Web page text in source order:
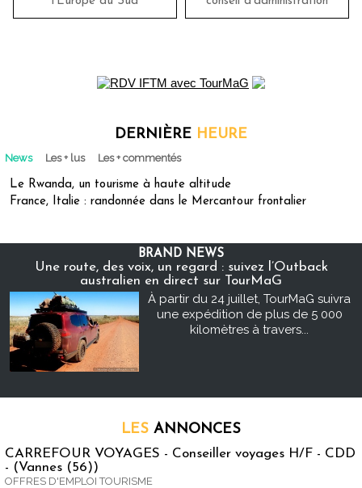
DERNIÈRE HEURE
News Les + lus Les + commentés
Le Rwanda, un tourisme à haute altitude
France, Italie : randonnée dans le Mercantour frontalier
BRAND NEWS
Une route, des voix, un regard : suivez l’Outback
australien en direct sur TourMaG
À partir du 24 juillet, TourMaG suivra
une expédition de plus de 5 000
kilomètres à travers...
LES ANNONCES
CARREFOUR VOYAGES - Conseiller voyages H/F - CDD
- (Vannes (56))
OFFRES D'EMPLOI TOURISME